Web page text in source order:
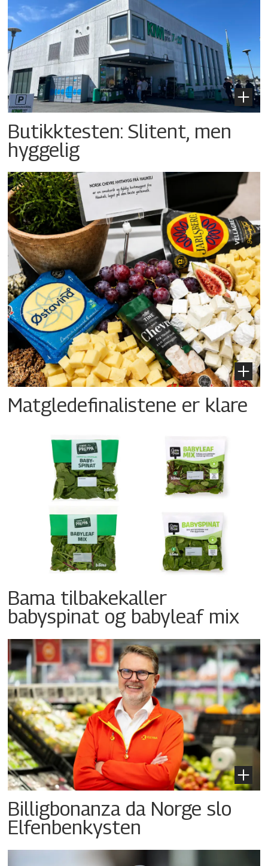
Butikktesten: Slitent, men
hyggelig
Matgledefinalistene er klare
Bama tilbakekaller
babyspinat og babyleaf mix
Billigbonanza da Norge slo
Elfenbenkysten